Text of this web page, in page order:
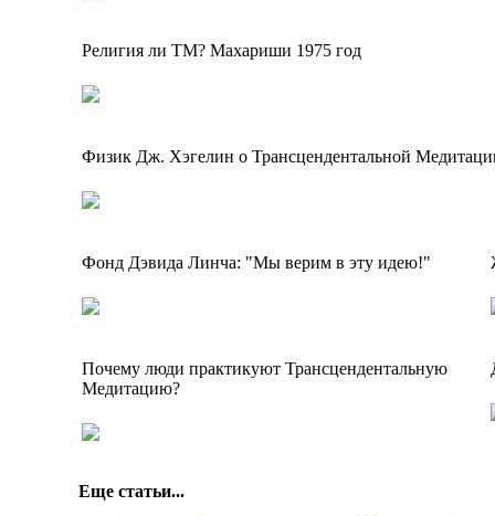
Религия ли ТМ? Махариши 1975 год
Физик Дж. Хэгелин о Трансцендентальной
Фонд Дэвида Линча: "Мы верим в эту идею!"
Почему люди практикуют Трансцендентальную
Медитацию?
Еще статьи...